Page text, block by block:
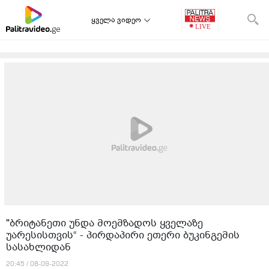
ყველა ვიდეო
"ბრიტანეთი უნდა მოემზადოს ყველაზე
უარესისთვის“ - პირდაპირი ეთერი ბუკინგემის
სასახლიდან
20:45 / 08-09-2022